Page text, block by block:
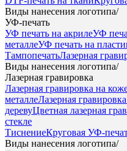
Виды нанесения логотипа/
УФ-печать
УФ печать на акрилеУФ
металлеУФ печать на
ТампопечатьЛазерная
Виды нанесения логотипа/
Лазерная гравировка
Лазерная гравировка на
металлеЛазерная
деревуЦветная лазерная
стекле
ТиснениеКруговая УФ-
Виды нанесения логотипа/